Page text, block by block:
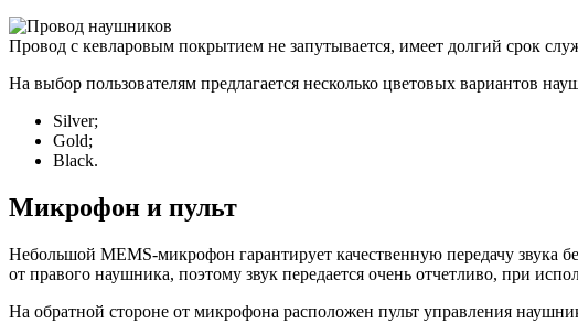
Провод с кевларовым покрытием не запутывается, имеет долгий срок
На выбор пользователям предлагается несколько цветовых вариантов
Silver;
Gold;
Black.
Микрофон и пульт
Небольшой MEMS-микрофон гарантирует качественную передачу звука
от правого наушника, поэтому звук передается очень отчетливо, при
На обратной стороне от микрофона расположен пульт управления